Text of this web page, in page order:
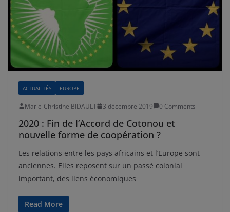
ACTUALITÉS EUROPE
Marie-Christine BIDAULT 3 décembre 2019 0 Comments
2020 : Fin de l’Accord de Cotonou et
nouvelle forme de coopération ?
Les relations entre les pays africains et l’Europe sont
anciennes. Elles reposent sur un passé colonial
important, des liens économiques
Read More